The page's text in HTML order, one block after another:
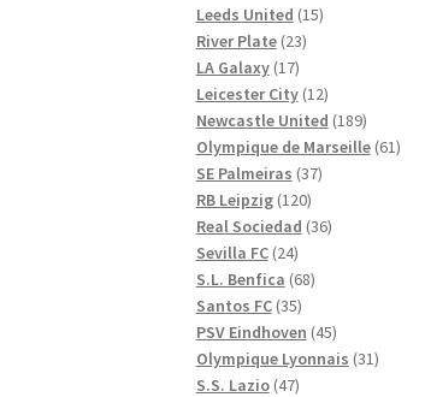
produkter
Leeds United 1515
River Plate 2323
LA Galaxy 1717
produkter
Leicester City 1212
produkter
Newcastle United 189189
produkter
Olympique de Marseille 6161
SE Palmeiras 3737
RB Leipzig 120120
produkter
Real Sociedad 3636
Sevilla FC 2424
produkter
S.L. Benfica 6868
Santos FC 3535
produkter
PSV Eindhoven 4545
produkter
Olympique Lyonnais 3131
S.S. Lazio 4747